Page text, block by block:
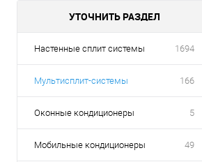
УТОЧНИТЬ РАЗДЕЛ
Настенные сплит системы 1694
Мультисплит-системы 166
Оконные кондиционеры 5
Мобильные кондиционеры 49